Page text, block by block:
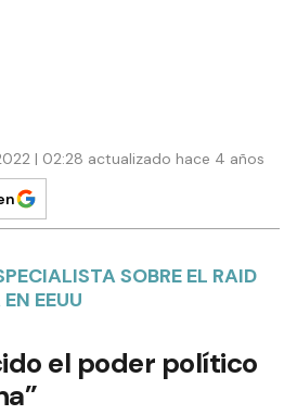
| 02:28 actualizado hace 4 años
SOBRE EL RAID
EEUU
el poder político